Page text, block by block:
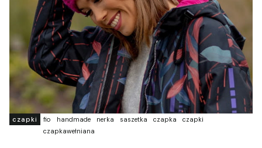
czapki fio handmade nerka saszetka czapka
czapki
czapkawełniana